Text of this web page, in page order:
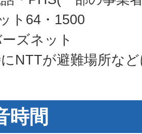
ト64・1500
ズネット
NTTが避難場所な
時間